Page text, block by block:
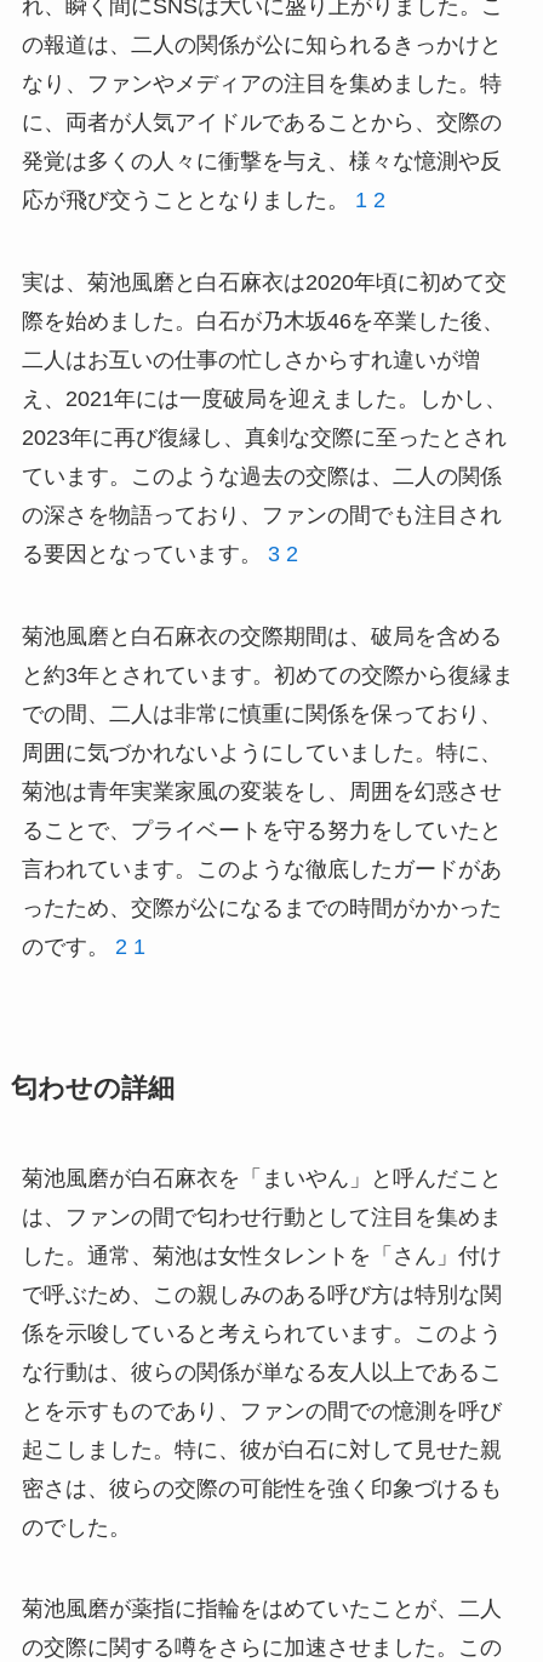
れ、瞬く間にSNSは大いに盛り上がりました。こ
の報道は、二人の関係が公に知られるきっかけと
なり、ファンやメディアの注目を集めました。特
に、両者が人気アイドルであることから、交際の
発覚は多くの人々に衝撃を与え、様々な憶測や反
応が飛び交うこととなりました。 1 2
実は、菊池風磨と白石麻衣は2020年頃に初めて交
際を始めました。白石が乃木坂46を卒業した後、
二人はお互いの仕事の忙しさからすれ違いが増
え、2021年には一度破局を迎えました。しかし、
2023年に再び復縁し、真剣な交際に至ったとされ
ています。このような過去の交際は、二人の関係
の深さを物語っており、ファンの間でも注目され
る要因となっています。 3 2
菊池風磨と白石麻衣の交際期間は、破局を含める
と約3年とされています。初めての交際から復縁ま
での間、二人は非常に慎重に関係を保っており、
周囲に気づかれないようにしていました。特に、
菊池は青年実業家風の変装をし、周囲を幻惑させ
ることで、プライベートを守る努力をしていたと
言われています。このような徹底したガードがあ
ったため、交際が公になるまでの時間がかかった
のです。 2 1
匂わせの詳細
菊池風磨が白石麻衣を「まいやん」と呼んだこと
は、ファンの間で匂わせ行動として注目を集めま
した。通常、菊池は女性タレントを「さん」付け
で呼ぶため、この親しみのある呼び方は特別な関
係を示唆していると考えられています。このよう
な行動は、彼らの関係が単なる友人以上であるこ
とを示すものであり、ファンの間での憶測を呼び
起こしました。特に、彼が白石に対して見せた親
密さは、彼らの交際の可能性を強く印象づけるも
のでした。
菊池風磨が薬指に指輪をはめていたことが、二人
の交際に関する噂をさらに加速させました。この